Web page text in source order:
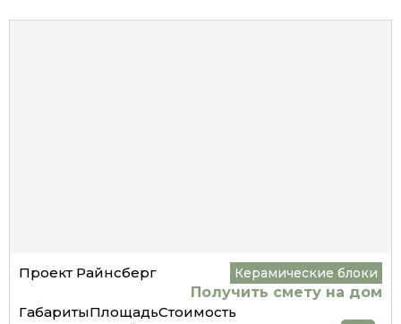
Проект Райнсберг Керамические блоки
Получить смету на дом
ГабаритыПлощадьСтоимость